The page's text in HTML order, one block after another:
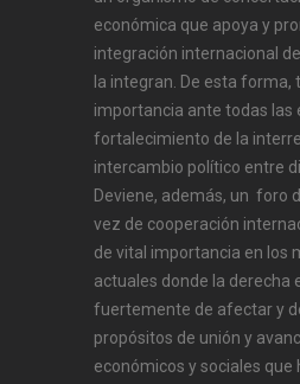
económica que apoya y
integración internacional
la integran. De esta forma,
importancia ante todas las
fortalecimiento de la
intercambio político entre
Deviene, además, un foro
vez de cooperación
de vital importancia en los
actuales donde la derecha
fuertemente de afectar y
propósitos de unión y
económicos y sociales que